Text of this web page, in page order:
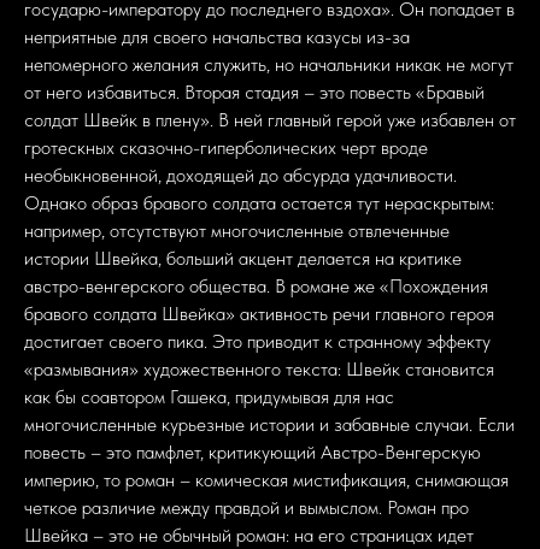
государю-императору до последнего вздоха». Он попадает в
неприятные для своего начальства казусы из-за
непомерного желания служить, но начальники никак не могут
от него избавиться. Вторая стадия – это повесть «Бравый
солдат Швейк в плену». В ней главный герой уже избавлен от
гротескных сказочно-гиперболических черт вроде
необыкновенной, доходящей до абсурда удачливости.
Однако образ бравого солдата остается тут нераскрытым:
например, отсутствуют многочисленные отвлеченные
истории Швейка, больший акцент делается на критике
австро-венгерского общества. В романе же «Похождения
бравого солдата Швейка» активность речи главного героя
достигает своего пика. Это приводит к странному эффекту
«размывания» художественного текста: Швейк становится
как бы соавтором Гашека, придумывая для нас
многочисленные курьезные истории и забавные случаи. Если
повесть – это памфлет, критикующий Австро-Венгерскую
империю, то роман – комическая мистификация, снимающая
четкое различие между правдой и вымыслом. Роман про
Швейка – это не обычный роман: на его страницах идет